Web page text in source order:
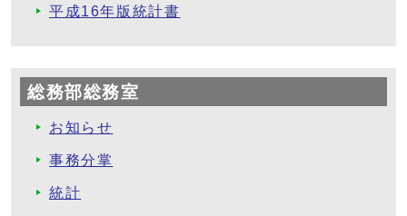
平成16年版統計書
総務部総務室
お知らせ
事務分掌
統計